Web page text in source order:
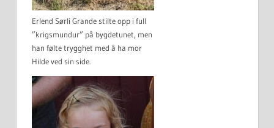
Erlend Sørli Grande stilte opp i full
”krigsmundur” på bygdetunet, men
han følte trygghet med å ha mor
Hilde ved sin side.